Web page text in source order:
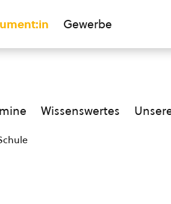
Gewerbe
Wissenswertes